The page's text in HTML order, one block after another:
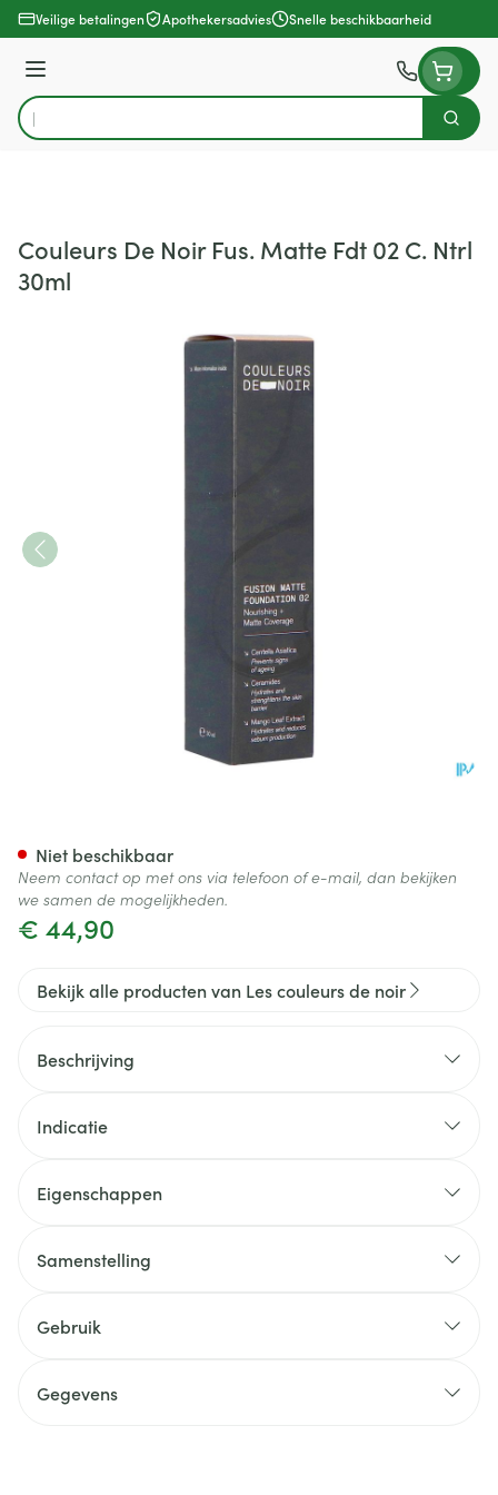
Ga naar de inhoud
Veilige betalingen Apothekersadvies Snelle beschikbaarheid
Menu
Product, merk, categorie...
Zoek
Couleurs De Noir Fus. Matte Fdt 02 C. Ntrl
30ml
€ 44,90
Niet beschikbaar
Neem contact op met ons via telefoon of e-mail, dan bekijken
we samen de mogelijkheden.
Bekijk alle producten van Les couleurs de noir
Beschrijving
Indicatie
Eigenschappen
Samenstelling
Gebruik
Gegevens